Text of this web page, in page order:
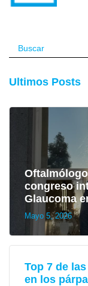
Ultimos Posts
congreso
Glaucoma
Mayo 5, 2026
Top 7 de
en los